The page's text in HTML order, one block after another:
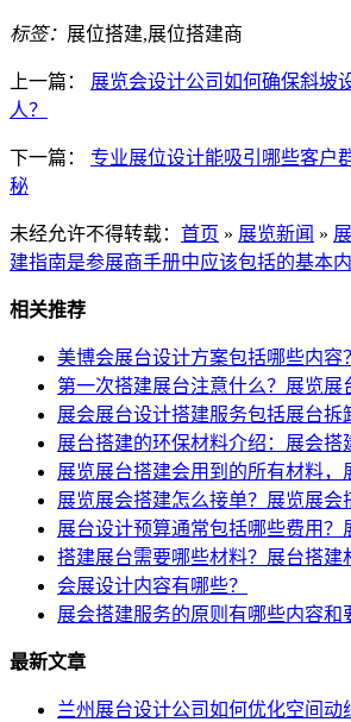
标签： 展位搭建,展位搭建商
上一篇： 展览会设计公司如何确保斜坡
人？
下一篇： 专业展位设计能吸引哪些客户
秘
未经允许不得转载： 首页 » 展览新闻 »
建指南是参展商手册中应该包括的基本内
相关推荐
美博会展台设计方案包括哪些内容
第一次搭建展台注意什么？展览展
展会展台设计搭建服务包括展台拆
展台搭建的环保材料介绍：展会搭
展览展台搭建会用到的所有材料，
展览展会搭建怎么接单？展览展会
展台设计预算通常包括哪些费用？
搭建展台需要哪些材料？展台搭建
会展设计内容有哪些？
展会搭建服务的原则有哪些内容和
最新文章
兰州展台设计公司如何优化空间动